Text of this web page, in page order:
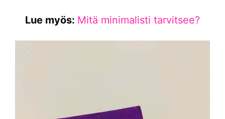
Lue myös: Mitä minimalisti tarvitsee?